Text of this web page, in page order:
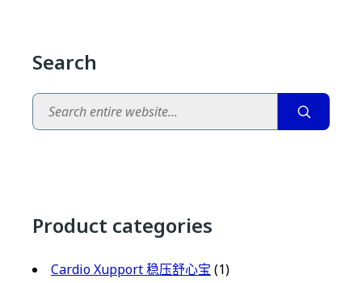
Search
Search
Product categories
Cardio Xupport 稳压舒心宝 (1)